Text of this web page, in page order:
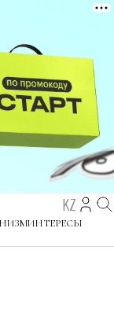
KZ
ИНТЕРЕСЫ